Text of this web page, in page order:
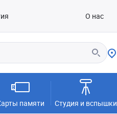
О нас
памяти Студия и вспышки